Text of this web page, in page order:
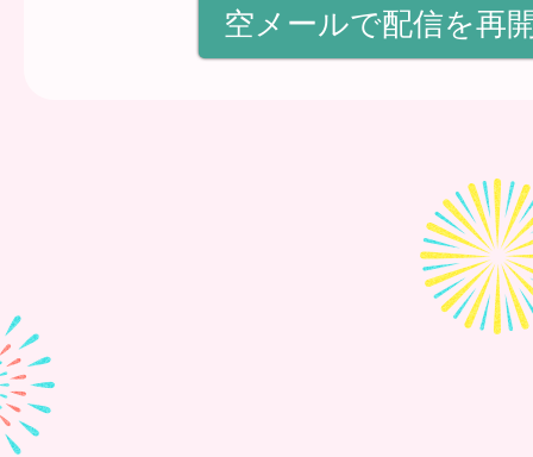
空メールで配信を再